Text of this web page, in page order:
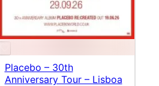
Placebo – 30th
Anniversary Tour – Lisboa